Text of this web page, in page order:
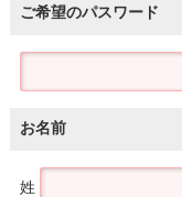
ご希望のパスワード
お名前
姓